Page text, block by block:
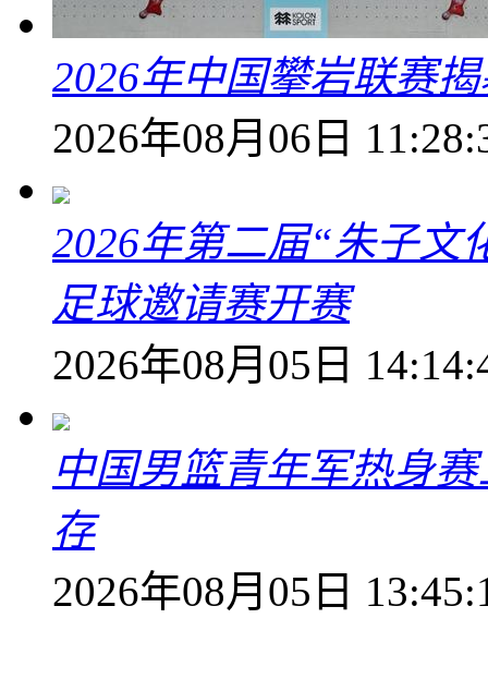
2026年中国攀岩联赛
2026年08月06日
2026年第二届“朱子文
足球邀请赛开赛
2026年08月05日
中国男篮青年军热身
存
2026年08月05日